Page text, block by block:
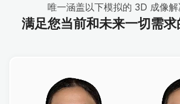
唯一涵盖以下模拟的 3D 成像解
满足您当前和未来一切需